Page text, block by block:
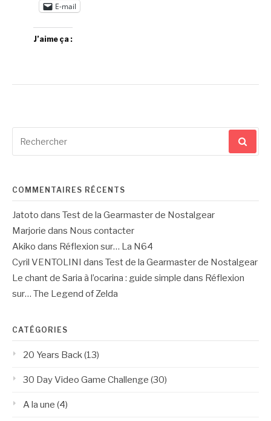
E-mail
J’aime ça :
pour
COMMENTAIRES RÉCENTS
Jatoto dans Test de la Gearmaster de Nostalgear
Marjorie dans Nous contacter
Akiko dans Réflexion sur… La N64
Cyril VENTOLINI dans Test de la Gearmaster de Nostalgear
Le chant de Saria à l’ocarina : guide simple dans Réflexion
sur… The Legend of Zelda
CATÉGORIES
20 Years Back(13)
30 Day Video Game Challenge (30)
A la une (4)